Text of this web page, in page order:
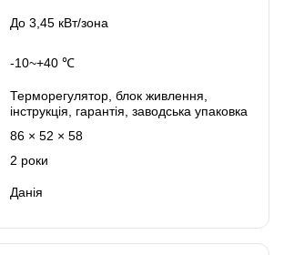
До 3,45 кВт/зона
-10~+40 ℃
Терморегулятор, блок живлення,
інструкція, гарантія, заводська упаковка
86 × 52 × 58
2 роки
Данія